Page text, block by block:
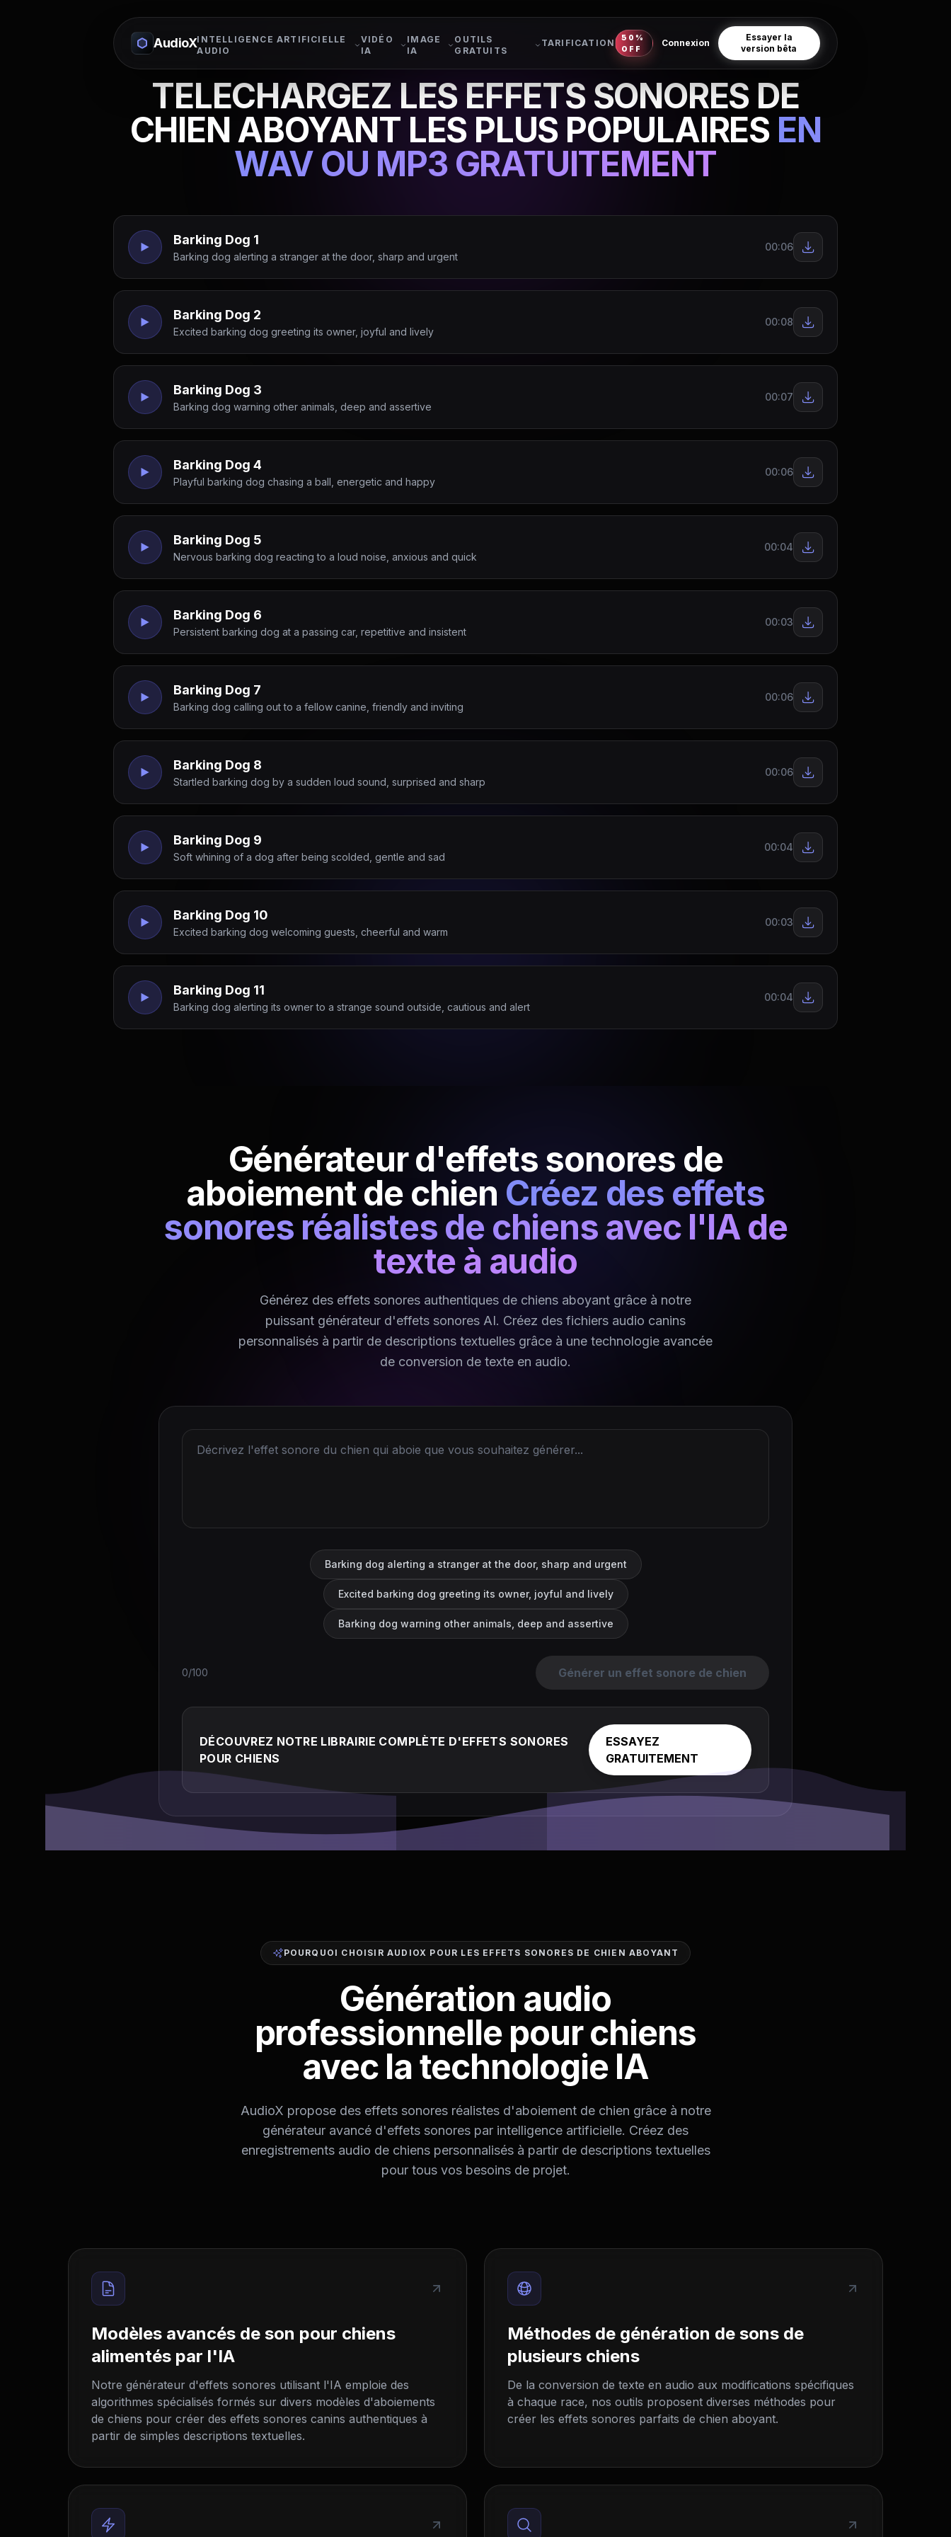
AudioXINTELLIGENCE ARTIFICIELLE
AUDIO
VIDÉO
IA
IMAGE
IA
OUTILS
GRATUITS
TARIFICATION
50%
OFF
Connexion
Essayer la
version bêta
TELECHARGEZ LES EFFETS SONORES DE
CHIEN ABOYANT LES PLUS POPULAIRES EN
WAV OU MP3 GRATUITEMENT
Barking Dog 1
Barking dog alerting a stranger at the door, sharp and urgent
00:06
Barking Dog 2
Excited barking dog greeting its owner, joyful and lively
00:08
Barking Dog 3
Barking dog warning other animals, deep and assertive
00:07
Barking Dog 4
Playful barking dog chasing a ball, energetic and happy
00:06
Barking Dog 5
Nervous barking dog reacting to a loud noise, anxious and quick
00:04
Barking Dog 6
Persistent barking dog at a passing car, repetitive and insistent
00:03
Barking Dog 7
Barking dog calling out to a fellow canine, friendly and inviting
00:06
Barking Dog 8
Startled barking dog by a sudden loud sound, surprised and sharp
00:06
Barking Dog 9
Soft whining of a dog after being scolded, gentle and sad
00:04
Barking Dog 10
Excited barking dog welcoming guests, cheerful and warm
00:03
Barking Dog 11
Barking dog alerting its owner to a strange sound outside, cautious and alert
00:04
Générateur d'effets sonores de
aboiement de chien Créez des effets
sonores réalistes de chiens avec l'IA de
texte à audio
Générez des effets sonores authentiques de chiens aboyant grâce à notre
puissant générateur d'effets sonores AI. Créez des fichiers audio canins
personnalisés à partir de descriptions textuelles grâce à une technologie avancée
de conversion de texte en audio.
Barking dog alerting a stranger at the door, sharp and urgent
Excited barking dog greeting its owner, joyful and lively
Barking dog warning other animals, deep and assertive
0/100 Générer un effet sonore de chien
DÉCOUVREZ NOTRE LIBRAIRIE COMPLÈTE D'EFFETS SONORES
POUR CHIENS
ESSAYEZ
GRATUITEMENT
POURQUOI CHOISIR AUDIOX POUR LES EFFETS SONORES DE CHIEN ABOYANT
Génération audio
professionnelle pour chiens
avec la technologie IA
AudioX propose des effets sonores réalistes d'aboiement de chien grâce à notre
générateur avancé d'effets sonores par intelligence artificielle. Créez des
enregistrements audio de chiens personnalisés à partir de descriptions textuelles
pour tous vos besoins de projet.
Modèles avancés de son pour chiens
alimentés par l'IA
Notre générateur d'effets sonores utilisant l'IA emploie des
algorithmes spécialisés formés sur divers modèles d'aboiements
de chiens pour créer des effets sonores canins authentiques à
partir de simples descriptions textuelles.
Méthodes de génération de sons de
plusieurs chiens
De la conversion de texte en audio aux modifications spécifiques
à chaque race, nos outils proposent diverses méthodes pour
créer les effets sonores parfaits de chien aboyant.